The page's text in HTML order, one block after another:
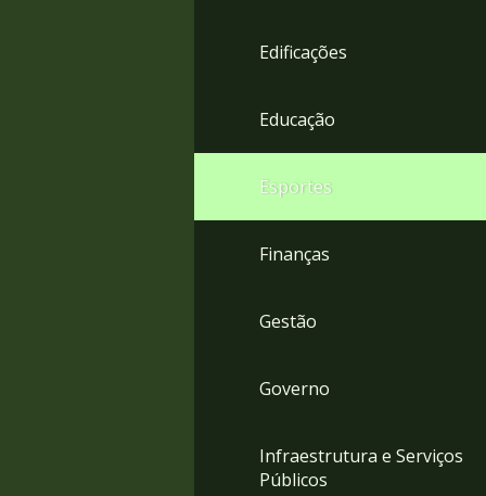
Edificações
Educação
Esportes
Finanças
Gestão
Governo
Infraestrutura e Serviços
Públicos